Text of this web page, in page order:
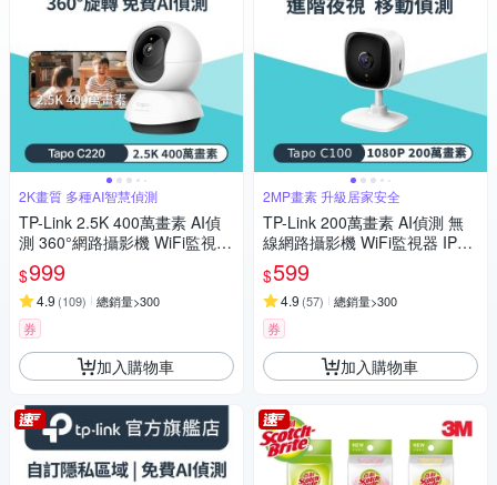
2K畫質 多種AI智慧偵測
TP-Link 2.5K 400萬畫素 AI偵
測 360°網路攝影機 WiFi監視器
IPCAM (雙向語音/支援512G /
寵物/嬰兒/長輩/Tapo C220)
$999
4.9 (109) 總銷量>300
券
加入購物車
2MP畫素 升級居家安全
TP-Link 200萬畫素 AI偵測 無
線網路攝影機 WiFi監視器 IPCA
M (雙向語音/支援512G /寵物/
嬰兒/長輩/Tapo C100)
$599
4.9 (57) 總銷量>300
券
加入購物車